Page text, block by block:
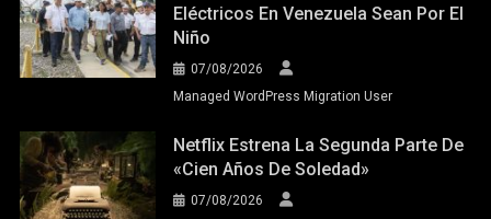
Eléctricos En Venezuela Sean Por El
Niño
07/08/2026
Managed WordPress Migration User
Netflix Estrena La Segunda Parte De
«Cien Años De Soledad»
07/08/2026